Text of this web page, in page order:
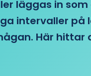
läggas in
intervaller
Här hittar